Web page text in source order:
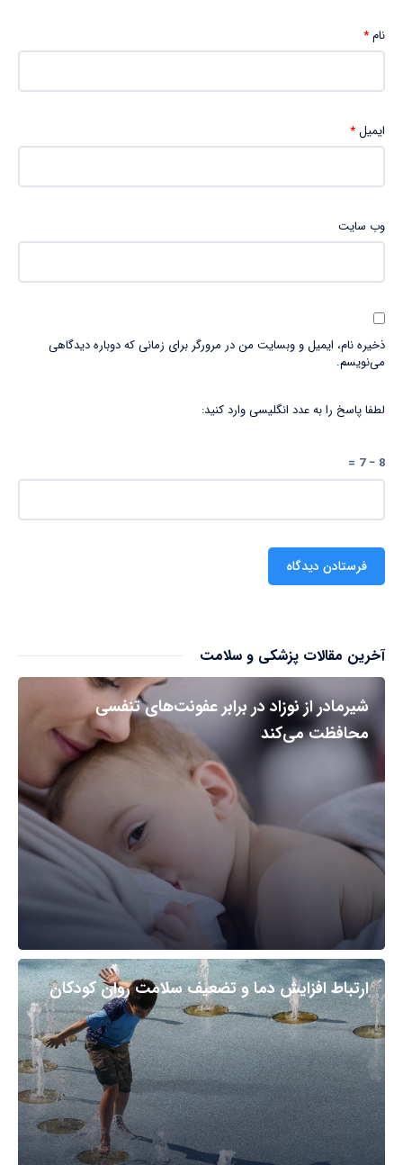
نام*
ایمیل*
وب‌ سایت
ذخیره نام، ایمیل و وبسایت من در مرورگر برای زمانی که دوباره دیدگاهی
می‌نویسم.
لطفا پاسخ را به عدد انگلیسی وارد کنید:
8 − 7 =
آخرین مقالات پزشکی و سلامت
شیرمادر از نوزاد در برابر عفونت‌های تنفسی
محافظت می‌کند
ارتباط افزایش دما و تضعیف سلامت روان کودکان